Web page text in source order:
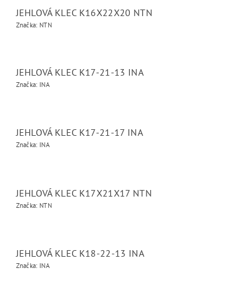
JEHLOVÁ KLEC K16X22X20 NTN
Značka: NTN
JEHLOVÁ KLEC K17-21-13 INA
Značka: INA
JEHLOVÁ KLEC K17-21-17 INA
Značka: INA
JEHLOVÁ KLEC K17X21X17 NTN
Značka: NTN
JEHLOVÁ KLEC K18-22-13 INA
Značka: INA